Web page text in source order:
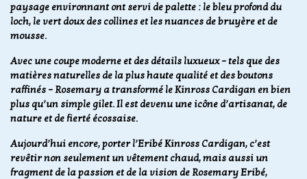
paysage environnant ont servi de palette : le bleu profond du
loch, le vert doux des collines et les nuances de bruyère et de
mousse.
Avec une coupe moderne et des détails luxueux – tels que des
matières naturelles de la plus haute qualité et des boutons
raffinés – Rosemary a transformé le Kinross Cardigan en bien
plus qu’un simple gilet. Il est devenu une icône d’artisanat, de
nature et de fierté écossaise.
Aujourd’hui encore, porter l’Eribé Kinross Cardigan, c’est
revêtir non seulement un vêtement chaud, mais aussi un
fragment de la passion et de la vision de Rosemary Eribé,